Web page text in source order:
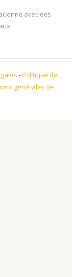
avec des
-Politique de
générales de